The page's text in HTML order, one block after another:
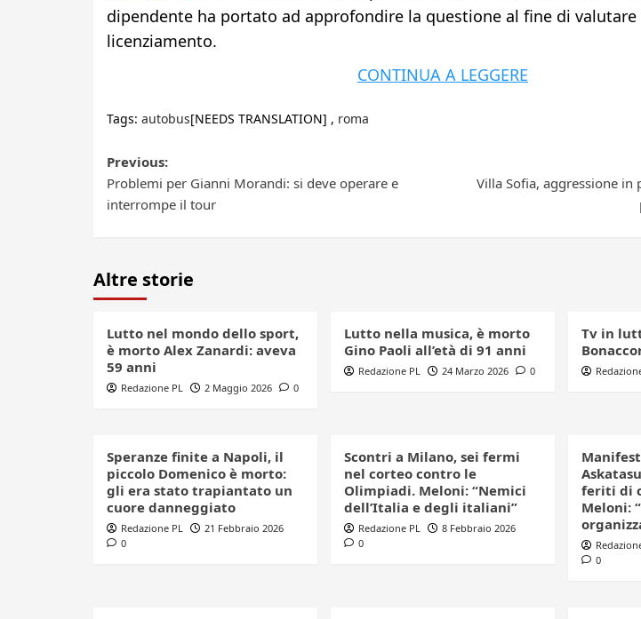
dipendente ha portato ad approfondire la questione al fine di valutare
licenziamento.
CONTINUA A LEGGERE
Tags: autobus[NEEDS TRANSLATION] , roma
Post
navigation
Previous:
Problemi per Gianni Morandi: si deve operare e
interrompe il tour
Villa Sofia, aggressione
Altre storie
Lutto nel mondo dello sport,
è morto Alex Zanardi: aveva
59 anni
Redazione PL 2 Maggio 2026 0
Lutto nella musica, è morto
Gino Paoli all’età di 91 anni
Redazione PL 24 Marzo 2026 0
Tv in
Speranze finite a Napoli, il
piccolo Domenico è morto:
gli era stato trapiantato un
cuore danneggiato
Redazione PL
21 Febbraio 2026
0
Scontri a Milano, sei fermi
nel corteo contro le
Olimpiadi. Meloni: “Nemici
dell’Italia e degli italiani”
Redazione PL
8 Febbraio 2026
0
feriti di
Meloni:
0